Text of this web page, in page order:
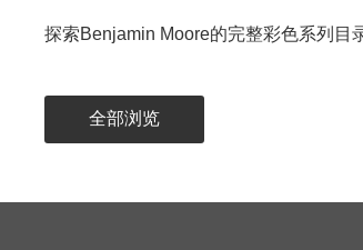
探索Benjamin Moore的完整彩色系列目
全部浏览